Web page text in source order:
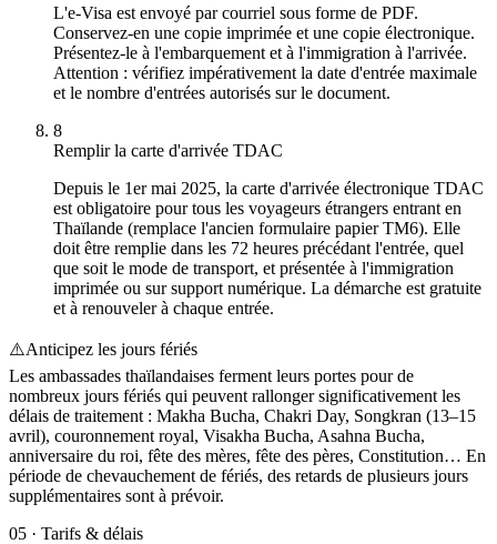
L'e-Visa est envoyé par courriel sous forme de PDF.
Conservez-en une copie imprimée et une copie électronique.
Présentez-le à l'embarquement et à l'immigration à l'arrivée.
Attention : vérifiez impérativement la date d'entrée maximale
et le nombre d'entrées autorisés sur le document.
8
Remplir la carte d'arrivée TDAC
Depuis le 1er mai 2025, la carte d'arrivée électronique TDAC
est obligatoire pour tous les voyageurs étrangers entrant en
Thaïlande (remplace l'ancien formulaire papier TM6). Elle
doit être remplie dans les 72 heures précédant l'entrée, quel
que soit le mode de transport, et présentée à l'immigration
imprimée ou sur support numérique. La démarche est gratuite
et à renouveler à chaque entrée.
⚠️Anticipez les jours fériés
Les ambassades thaïlandaises ferment leurs portes pour de
nombreux jours fériés qui peuvent rallonger significativement les
délais de traitement : Makha Bucha, Chakri Day, Songkran (13–15
avril), couronnement royal, Visakha Bucha, Asahna Bucha,
anniversaire du roi, fête des mères, fête des pères, Constitution… En
période de chevauchement de fériés, des retards de plusieurs jours
supplémentaires sont à prévoir.
05 · Tarifs & délais